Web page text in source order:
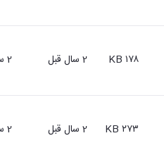
۱۷۸ KB 2 سال قبل 2 سال قبل
۲۷۳ KB 2 سال قبل 2 سال قبل